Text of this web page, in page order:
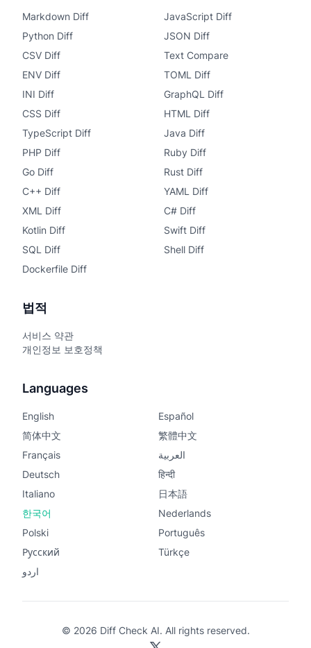
Markdown Diff
JavaScript Diff
Python Diff
JSON Diff
CSV Diff
Text Compare
ENV Diff
TOML Diff
INI Diff
GraphQL Diff
CSS Diff
HTML Diff
TypeScript Diff
Java Diff
PHP Diff
Ruby Diff
Go Diff
Rust Diff
C++ Diff
YAML Diff
XML Diff
C# Diff
Kotlin Diff
Swift Diff
SQL Diff
Shell Diff
Dockerfile Diff
법적
서비스 약관
개인정보 보호정책
Languages
English
Español
简体中文
繁體中文
Français
العربية
Deutsch
हिन्दी
Italiano
日本語
한국어
Nederlands
Polski
Português
Русский
Türkçe
اردو
© 2026 Diff Check AI. All rights reserved.